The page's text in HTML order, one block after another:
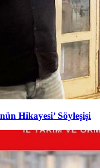
Hikayesi’ Söyleşişi